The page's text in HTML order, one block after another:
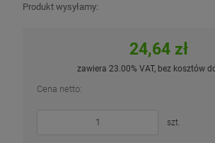
Produkt wysyłamy:
24,64 zł
zawiera 23.00% VAT, bez kosztów
Cena netto:
szt.